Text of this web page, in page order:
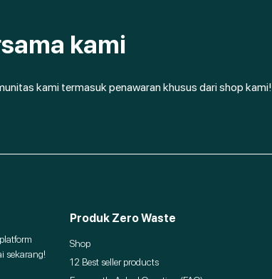
kami
kami termasuk penawaran khusus dari shop kami!
sekarang!
Produk Zero Waste
Shop
12 Best seller products